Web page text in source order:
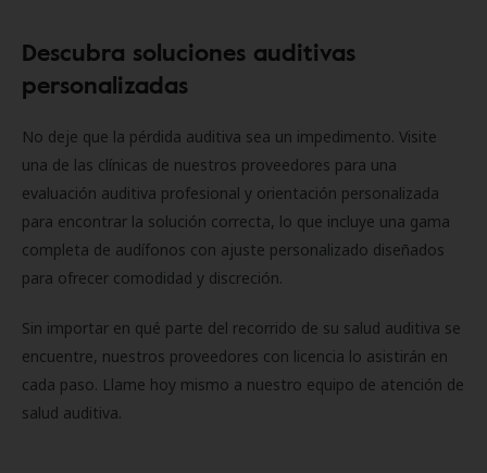
Descubra soluciones auditivas
personalizadas
No deje que la pérdida auditiva sea un impedimento. Visite
una de las clínicas de nuestros proveedores para una
evaluación auditiva profesional y orientación personalizada
para encontrar la solución correcta, lo que incluye una gama
completa de audífonos con ajuste personalizado diseñados
para ofrecer comodidad y discreción.
Sin importar en qué parte del recorrido de su salud auditiva se
encuentre, nuestros proveedores con licencia lo asistirán en
cada paso. Llame hoy mismo a nuestro equipo de atención de
salud auditiva.